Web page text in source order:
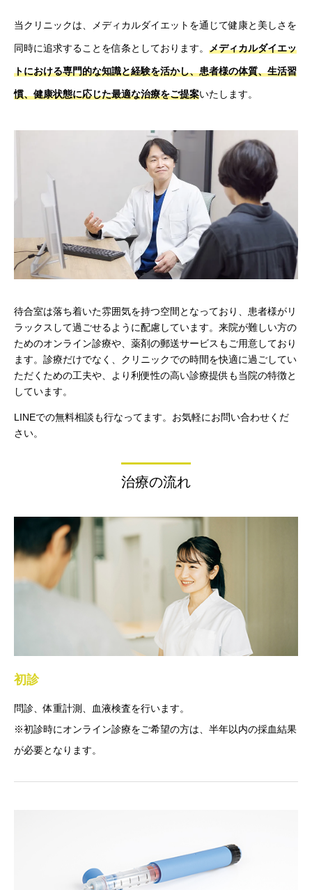
当クリニックは、メディカルダイエットを通じて健康と美しさを
同時に追求することを信条としております。 メディカルダイエッ
トにおける専門的な知識と経験を活かし、患者様の体質、生活習
慣、健康状態に応じた最適な治療をご提案いたします。
待合室は落ち着いた雰囲気を持つ空間となっており、患者様がリ
ラックスして過ごせるように配慮しています。来院が難しい方の
ためのオンライン診療や、薬剤の郵送サービスもご用意しており
ます。診療だけでなく、クリニックでの時間を快適に過ごしてい
ただくための工夫や、より利便性の高い診療提供も当院の特徴と
しています。
LINEでの無料相談も行なってます。お気軽にお問い合わせくだ
さい。
治療の流れ
初診
問診、体重計測、血液検査を行います。
※初診時にオンライン診療をご希望の方は、半年以内の採血結果
が必要となります。